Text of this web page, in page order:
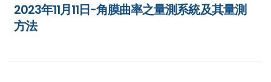
2023年11月11日-角膜曲率之量測系統及其量測
方法